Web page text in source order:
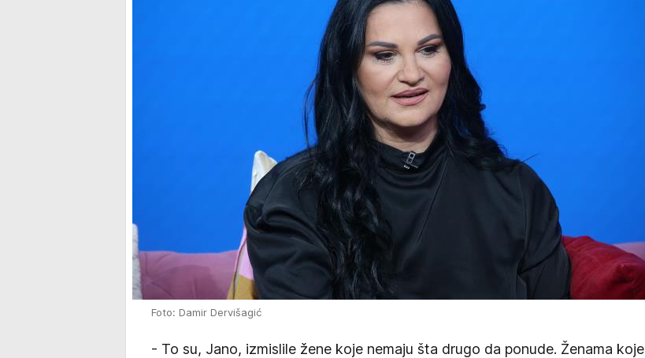
Foto: Damir Dervišagić
- To su, Jano, izmislile žene koje nemaju šta drugo da ponude. Ženama koje